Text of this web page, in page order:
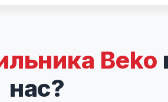
Beko
нас?